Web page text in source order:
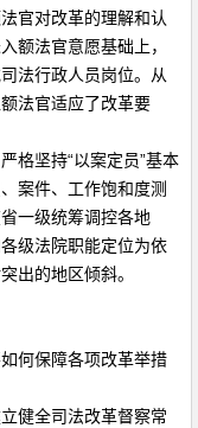
官对改革的理解和认
额法官意愿基础上，
法行政人员岗位。从
法官适应了改革要
坚持“以案定员”基本
案件、工作饱和度测
一级统筹调控各地
级法院职能定位为依
出的地区倾斜。
何保障各项改革举措
健全司法改革督察常